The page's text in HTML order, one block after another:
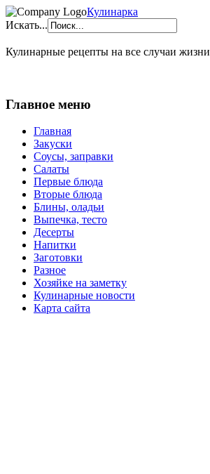
Кулинарка
Искать...
Кулинарные рецепты на все случаи жизни
Главное меню
Главная
Закуски
Соусы, заправки
Салаты
Первые блюда
Вторые блюда
Блины, оладьи
Выпечка, тесто
Десерты
Напитки
Заготовки
Разное
Хозяйке на заметку
Кулинарные новости
Карта сайта